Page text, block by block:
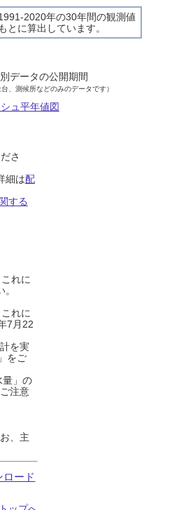
2020年の30年間の観測値
とに算出しています。
データの公開期間
台、測候所などのみのデータです）
シュ平年値図
さ
細は配
する
れに
れに
7月22
を実
」をご
量」の
注意
、主
ロード